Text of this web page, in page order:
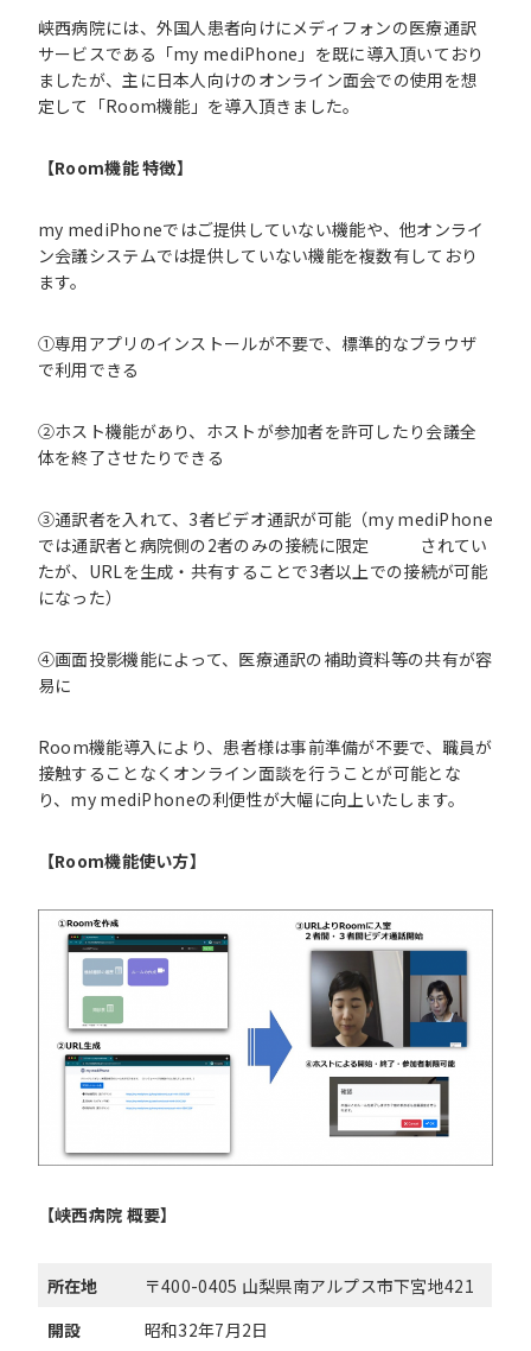
峡西病院には、外国人患者向けにメディフォンの医療通訳
サービスである「my mediPhone」を既に導入頂いており
ましたが、主に日本人向けのオンライン面会での使用を想
定して「Room機能」を導入頂きました。
【Room機能特徴】
my mediPhoneではご提供していない機能や、他オンライ
ン会議システムでは提供していない機能を複数有しており
ます。
①専用アプリのインストールが不要で、標準的なブラウザ
で利用できる
②ホスト機能があり、ホストが参加者を許可したり会議全
体を終了させたりできる
③通訳者を入れて、3者ビデオ通訳が可能（my mediPhone
では通訳者と病院側の2者のみの接続に限定 されてい
たが、URLを生成・共有することで3者以上での接続が可能
になった）
④画面投影機能によって、医療通訳の補助資料等の共有が容
易に
Room機能導入により、患者様は事前準備が不要で、職員が
接触することなくオンライン面談を行うことが可能とな
り、my mediPhoneの利便性が大幅に向上いたします。
【Room機能使い方】
【峡西病院 概要】
所在地
〒400-0405 山梨県南アルプス市下宮地421
開設
昭和32年7月2日